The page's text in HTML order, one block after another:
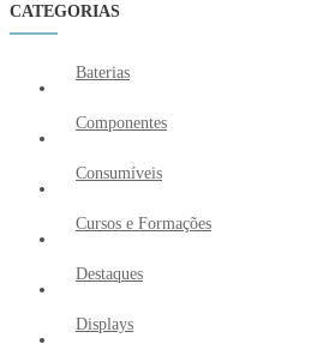
CATEGORIAS
Baterias
Componentes
Consumíveis
Cursos e Formações
Destaques
Displays